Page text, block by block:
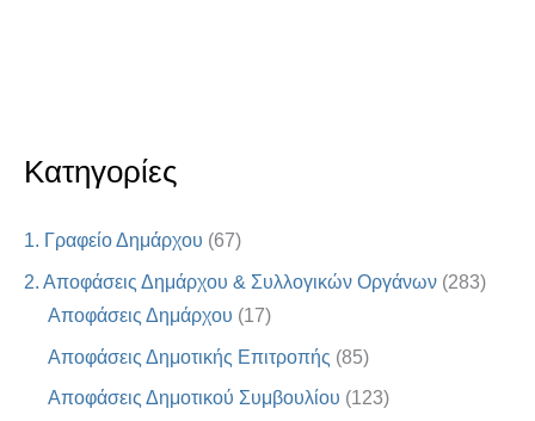
Κατηγορίες
1. Γραφείο Δημάρχου (67)
2. Αποφάσεις Δημάρχου & Συλλογικών Οργάνων (283)
Αποφάσεις Δημάρχου (17)
Αποφάσεις Δημοτικής Επιτροπής (85)
Αποφάσεις Δημοτικού Συμβουλίου (123)